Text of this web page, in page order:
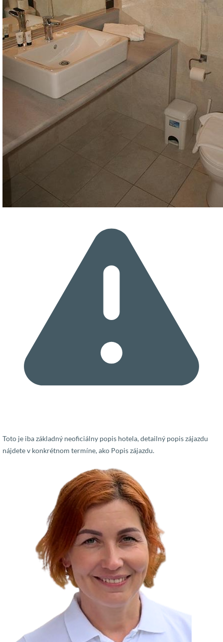
Toto je iba základný neoficiálny popis hotela, detailný popis zájazdu
nájdete v konkrétnom termíne, ako Popis zájazdu.